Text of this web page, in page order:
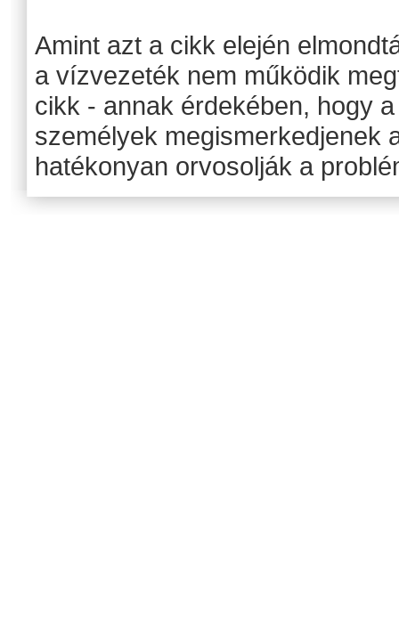
Amint azt a cikk elején
a vízvezeték nem működik
cikk - annak érdekében, hogy
személyek megismerkedjenek
hatékonyan orvosolják a